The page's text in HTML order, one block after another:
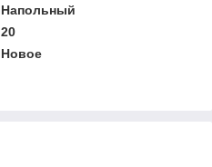
Напольный
20
Новое